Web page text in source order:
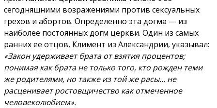
сегодняшними возражениями против сексуальных
грехов и абортов. Определенно эта догма — из
наиболее постоянных догм церкви. Один из самых
ранних ее отцов, Климент из Александрии, указывал:
«Закон удерживает брата от взятия процентов;
понимая как брата не только того, кто рожден теми
же родителями, но также из той же расы… не
расценивает ростовщичество как отмеченное
человеколюбием».